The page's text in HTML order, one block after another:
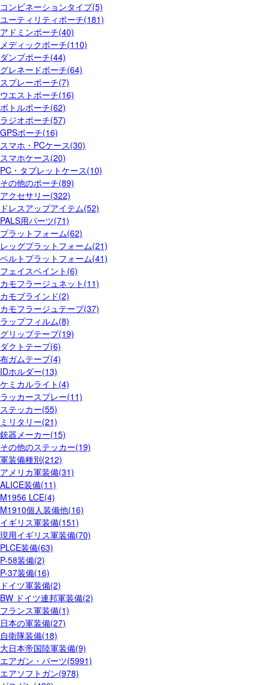
コンビネーションタイプ(5)
ユーティリティポーチ(181)
アドミンポーチ(40)
メディックポーチ(110)
ダンプポーチ(44)
グレネードポーチ(64)
スプレーポーチ(7)
ウエストポーチ(16)
ボトルポーチ(62)
ラジオポーチ(57)
GPSポーチ(16)
スマホ・PCケース(30)
スマホケース(20)
PC・タブレットケース(10)
その他のポーチ(89)
アクセサリー(322)
ドレスアップアイテム(52)
PALS用パーツ(71)
プラットフォーム(62)
レッグプラットフォーム(21)
ベルトプラットフォーム(41)
フェイスペイント(6)
カモフラージュネット(11)
カモブラインド(2)
カモフラージュテープ(37)
ラップフィルム(8)
グリップテープ(19)
ダクトテープ(6)
布ガムテープ(4)
IDホルダー(13)
ケミカルライト(4)
ラッカースプレー(11)
ステッカー(55)
ミリタリー(21)
銃器メーカー(15)
その他のステッカー(19)
軍装備種別(212)
アメリカ軍装備(31)
ALICE装備(11)
M1956 LCE(4)
M1910個人装備他(16)
イギリス軍装備(151)
現用イギリス軍装備(70)
PLCE装備(63)
P-58装備(2)
P-37装備(16)
ドイツ軍装備(2)
BW ドイツ連邦軍装備(2)
フランス軍装備(1)
日本の軍装備(27)
自衛隊装備(18)
大日本帝国陸軍装備(9)
エアガン・パーツ(5991)
エアソフトガン(978)